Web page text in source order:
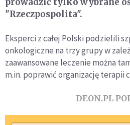
"Rzeczpospolita".
Eksperci z całej Polski podzielili
onkologiczne na trzy grupy w
zaawansowane leczenie można
m.in. poprawić organizację terapii
DEON.PL